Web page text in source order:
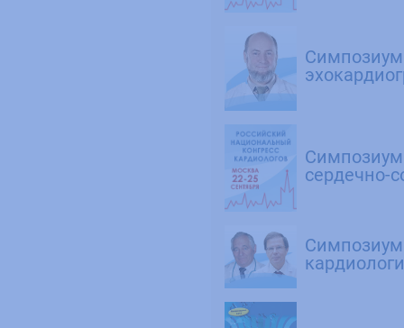
Симпозиум
сердечно-